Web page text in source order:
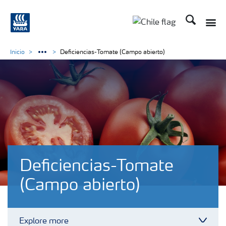
Buscar
Deficiencias-Tomate
(Campo abierto)
Explore more
Inicio Deficiencias-Tomate (Campo abierto)